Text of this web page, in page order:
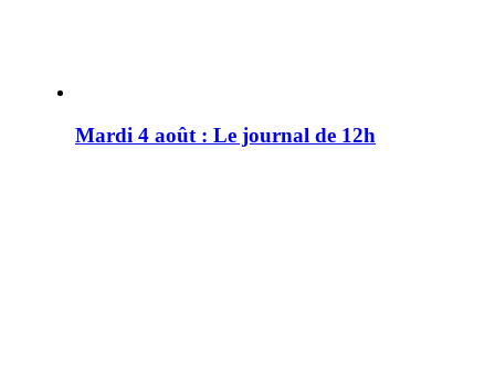
Mardi 4 août : Le journal de 12h